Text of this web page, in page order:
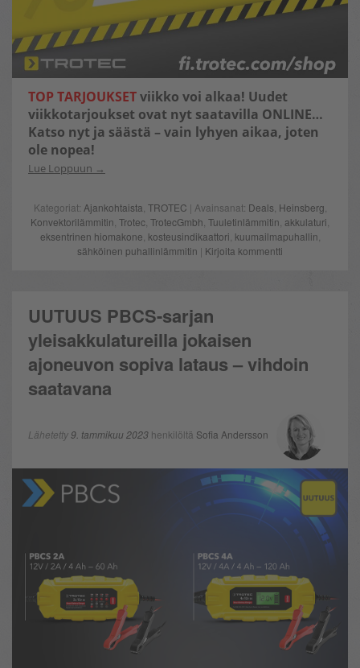
TOP TARJOUKSETviikko voi alkaa! Uudet
viikkotarjoukset ovat nyt saatavilla ONLINE…
Katso nyt ja säästä – vain lyhyen aikaa, joten
ole nopea!
Lue Loppuun
Kategoriat: Ajankohtaista TROTEC | Avainsanat: Deals Heinsberg
Konvektorilämmitin Trotec TrotecGmbh Tuuletinlämmitin akkulaturi
eksentrinen hiomakone kosteusindikaattori kuumailmapuhallin
sähköinen puhallinlämmitin | Kirjoita kommentti
UUTUUS PBCS-sarjan
yleisakkulatureilla jokaisen
ajoneuvon sopiva lataus – vihdoin
saatavana
Lähetetty9. tammikuu 2023 henkilöltä Sofia Andersson